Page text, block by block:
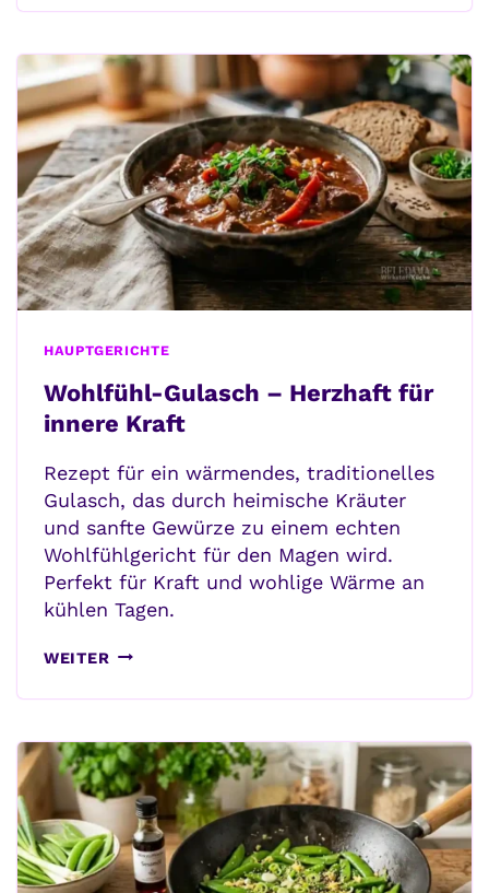
DAS
WIRKSTOFF-
KRAFTPAKET
HAUPTGERICHTE
Wohlfühl-Gulasch – Herzhaft für
innere Kraft
Rezept für ein wärmendes, traditionelles
Gulasch, das durch heimische Kräuter
und sanfte Gewürze zu einem echten
Wohlfühlgericht für den Magen wird.
Perfekt für Kraft und wohlige Wärme an
kühlen Tagen.
WEITERWOHLFÜHL-
FÜR
INNERE
KRAFT